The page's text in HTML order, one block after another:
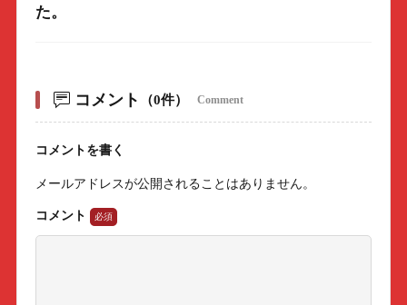
た。
コメント （0件） Comment
コメントを書く
メールアドレスが公開されることはありません。
コメント